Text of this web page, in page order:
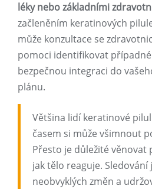
léky nebo základními
začleněním keratinových
může konzultace se
pomoci identifikovat
bezpečnou integraci do
plánu.
Většina lidí keratinové
časem si může všimnout
Přesto je důležité
jak tělo reaguje. Sledování
neobvyklých změn a